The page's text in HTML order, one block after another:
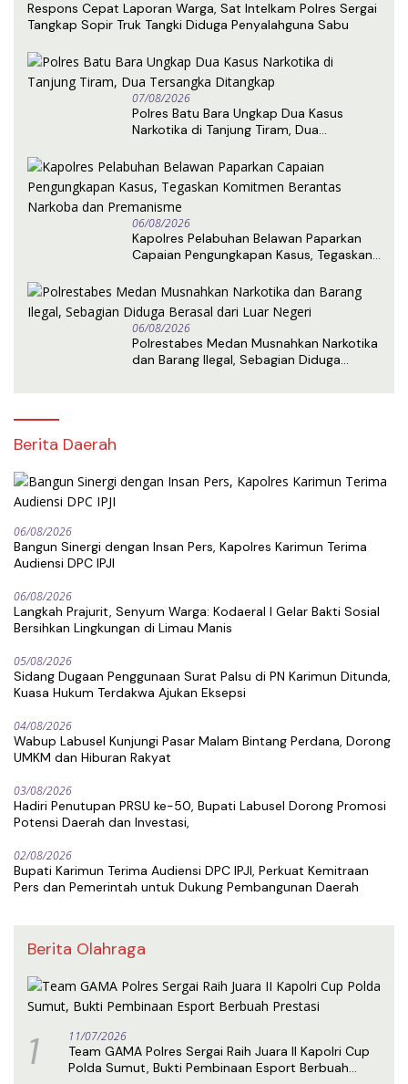
Respons Cepat Laporan Warga, Sat Intelkam Polres Sergai
Tangkap Sopir Truk Tangki Diduga Penyalahguna Sabu
07/08/2026
Polres Batu Bara Ungkap Dua Kasus
Narkotika di Tanjung Tiram, Dua
06/08/2026
Kapolres Pelabuhan Belawan Paparkan
Capaian Pengungkapan Kasus, Tegaskan
Premanisme
06/08/2026
Polrestabes Medan Musnahkan Narkotika
dan Barang Ilegal, Sebagian Diduga
Berita Daerah
06/08/2026
Bangun Sinergi dengan Insan Pers, Kapolres Karimun Terima
Audiensi DPC IPJI
06/08/2026
Langkah Prajurit, Senyum Warga: Kodaeral I Gelar Bakti Sosial
Bersihkan Lingkungan di Limau Manis
05/08/2026
Sidang Dugaan Penggunaan Surat Palsu di PN Karimun Ditunda,
Kuasa Hukum Terdakwa Ajukan Eksepsi
04/08/2026
Wabup Labusel Kunjungi Pasar Malam Bintang Perdana, Dorong
UMKM dan Hiburan Rakyat
03/08/2026
Hadiri Penutupan PRSU ke-50, Bupati Labusel Dorong Promosi
Potensi Daerah dan Investasi,
02/08/2026
Bupati Karimun Terima Audiensi DPC IPJI, Perkuat Kemitraan
Pers dan Pemerintah untuk Dukung Pembangunan Daerah
Berita Olahraga
1 11/07/2026
Team GAMA Polres Sergai Raih Juara II Kapolri Cup
Polda Sumut, Bukti Pembinaan Esport Berbuah